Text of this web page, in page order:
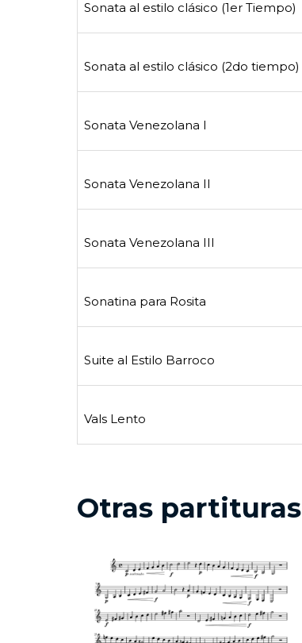
Sonata al estilo clásico (1er Tiempo)
Sonata al estilo clásico (2do tiempo)
Sonata Venezolana I
Sonata Venezolana II
Sonata Venezolana III
Sonatina para Rosita
Suite al Estilo Barroco
Vals Lento
Otras partituras